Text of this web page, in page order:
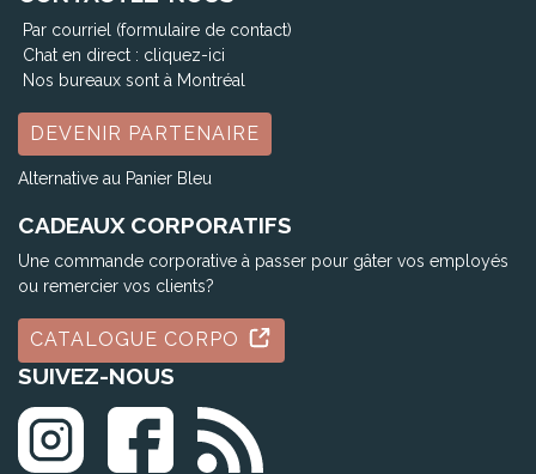
Par courriel (formulaire de contact)
Chat en direct : cliquez-ici
Nos bureaux sont à Montréal
DEVENIR PARTENAIRE
Alternative au Panier Bleu
CADEAUX CORPORATIFS
Une commande corporative à passer pour gâter vos employés
ou remercier vos clients?
CATALOGUE CORPO
SUIVEZ-NOUS